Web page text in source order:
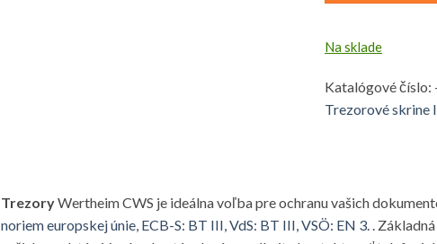
Na sklade
Katalógové číslo:
Trezorové skrine
TrezoryWertheim CWS je ideálna voľba pre ochranu vašich
noriem europskej únie, ECB-S: BT III, VdS: BT III, VSÖ: EN 3.
.